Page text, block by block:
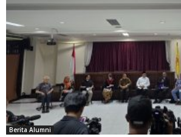
Berita Alumni